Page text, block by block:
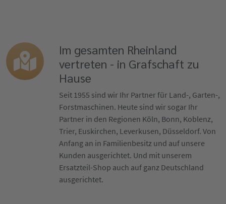
Im gesamten Rheinland
vertreten - in Grafschaft zu
Hause
Seit 1955 sind wir Ihr Partner für Land-, Garten-,
Forstmaschinen. Heute sind wir sogar Ihr
Partner in den Regionen Köln, Bonn, Koblenz,
Trier, Euskirchen, Leverkusen, Düsseldorf. Von
Anfang an in Familienbesitz und auf unsere
Kunden ausgerichtet. Und mit unserem
Ersatzteil-Shop auch auf ganz Deutschland
ausgerichtet.